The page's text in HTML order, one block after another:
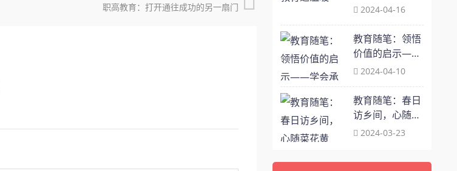
2024-04-16
教育随笔：领悟
价值的启示——
学会承担责任
2024-04-10
教育随笔：春日
访乡间，心随菜
花黄
2024-03-23
职高教育：打开通往成功的另一扇门